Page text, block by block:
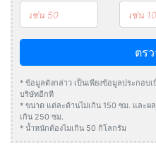
ตร
* ข้อมูลดังกล่าว เป็นเพียงข้อมูลประกอบ
บริษัทอีกที
* ขนาด แต่ละด้านไม่เกิน 150 ซม. และผ
เกิน 250 ซม.
* น้ำหนักต้องไมเกิน 50 กิโลกรัม